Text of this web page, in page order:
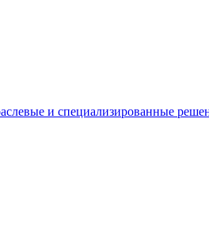
и специализированные